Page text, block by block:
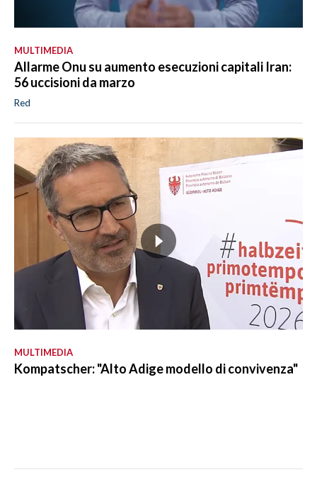
MULTIMEDIA
Allarme Onu su aumento esecuzioni capitali Iran:
56 uccisioni da marzo
Red
MULTIMEDIA
Kompatscher: "Alto Adige modello di convivenza"